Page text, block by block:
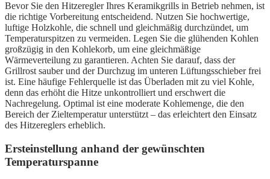
Bevor Sie den Hitzeregler Ihres Keramikgrills in Betrieb nehmen, ist
die richtige Vorbereitung entscheidend. Nutzen Sie hochwertige,
luftige Holzkohle, die schnell und gleichmäßig durchzündet, um
Temperaturspitzen zu vermeiden. Legen Sie die glühenden Kohlen
großzügig in den Kohlekorb, um eine gleichmäßige
Wärmeverteilung zu garantieren. Achten Sie darauf, dass der
Grillrost sauber und der Durchzug im unteren Lüftungsschieber frei
ist. Eine häufige Fehlerquelle ist das Überladen mit zu viel Kohle,
denn das erhöht die Hitze unkontrolliert und erschwert die
Nachregelung. Optimal ist eine moderate Kohlemenge, die den
Bereich der Zieltemperatur unterstützt – das erleichtert den Einsatz
des Hitzereglers erheblich.
Ersteinstellung anhand der gewünschten
Temperaturspanne